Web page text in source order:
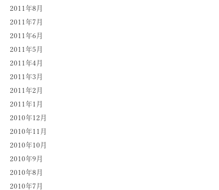
2011年8月
2011年7月
2011年6月
2011年5月
2011年4月
2011年3月
2011年2月
2011年1月
2010年12月
2010年11月
2010年10月
2010年9月
2010年8月
2010年7月